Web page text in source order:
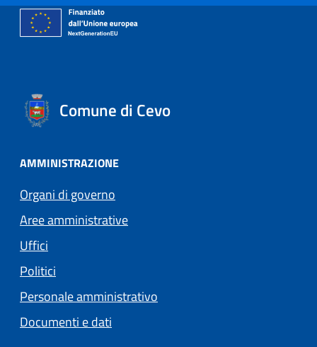
Comune di Cevo
AMMINISTRAZIONE
Organi di governo
Aree amministrative
Uffici
Politici
Personale amministrativo
Documenti e dati